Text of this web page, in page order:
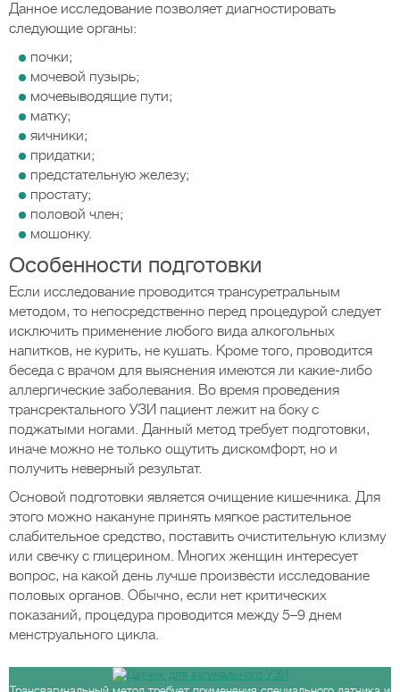
Данное исследование позволяет диагностировать
следующие органы:
почки;
мочевой пузырь;
мочевыводящие пути;
матку;
яичники;
придатки;
предстательную железу;
простату;
половой член;
мошонку.
Особенности подготовки
Если исследование проводится трансуретральным
методом, то непосредственно перед процедурой следует
исключить применение любого вида алкогольных
напитков, не курить, не кушать. Кроме того, проводится
беседа с врачом для выяснения имеются ли какие-либо
аллергические заболевания. Во время проведения
трансректального УЗИ пациент лежит на боку с
поджатыми ногами. Данный метод требует подготовки,
иначе можно не только ощутить дискомфорт, но и
получить неверный результат.
Основой подготовки является очищение кишечника. Для
этого можно накануне принять мягкое растительное
слабительное средство, поставить очистительную клизму
или свечку с глицерином. Многих женщин интересует
вопрос, на какой день лучше произвести исследование
половых органов. Обычно, если нет критических
показаний, процедура проводится между 5–9 днем
менструального цикла.